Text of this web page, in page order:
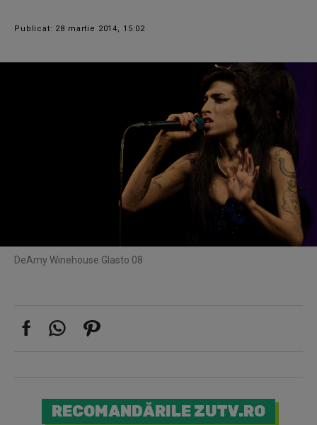
Publicat: 28 martie 2014, 15:02
DeAmy Winehouse Glasto 08
RECOMANDĂRILE ZUTV.RO